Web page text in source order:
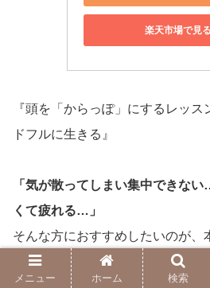
楽天市場で見る
『頭を「からっぽ」にするレッ
ドフルに生きる』
「気が散ってしまい集中できな
くて疲れる…」
そんな方におすすめしたいのが、
にするレッスン』です。
メニュー ホーム 検索